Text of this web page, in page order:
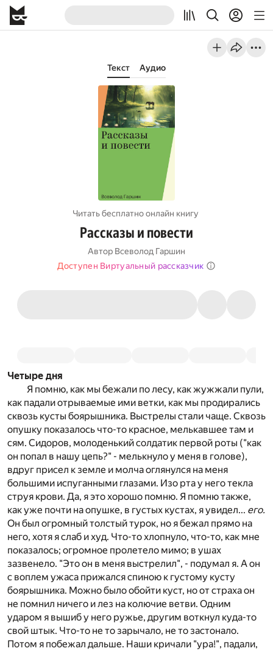
Текст Аудио
Читать бесплатно онлайн книгу
Рассказы и повести
Автор Всеволод Гаршин
Доступен Виртуальный рассказчик
Четыре дня
Я помню, как мы бежали по лесу, как жужжали пули,
как падали отрываемые ими ветки, как мы продирались
сквозь кусты боярышника. Выстрелы стали чаще. Сквозь
опушку показалось что-то красное, мелькавшее там и
сям. Сидоров, молоденький солдатик первой роты ("как
он попал в нашу цепь?" - мелькнуло у меня в голове),
вдруг присел к земле и молча оглянулся на меня
большими испуганными глазами. Изо рта у него текла
струя крови. Да, я это хорошо помню. Я помню также,
как уже почти на опушке, в густых кустах, я увидел... его.
Он был огромный толстый турок, но я бежал прямо на
него, хотя я слаб и худ. Что-то хлопнуло, что-то, как мне
показалось; огромное пролетело мимо; в ушах
зазвенело. "Это он в меня выстрелил", - подумал я. А он
с воплем ужаса прижался спиною к густому кусту
боярышника. Можно было обойти куст, но от страха он
не помнил ничего и лез на колючие ветви. Одним
ударом я вышиб у него ружье, другим воткнул куда-то
свой штык. Что-то не то зарычало, не то застонало.
Потом я побежал дальше. Наши кричали "ура!", падали,